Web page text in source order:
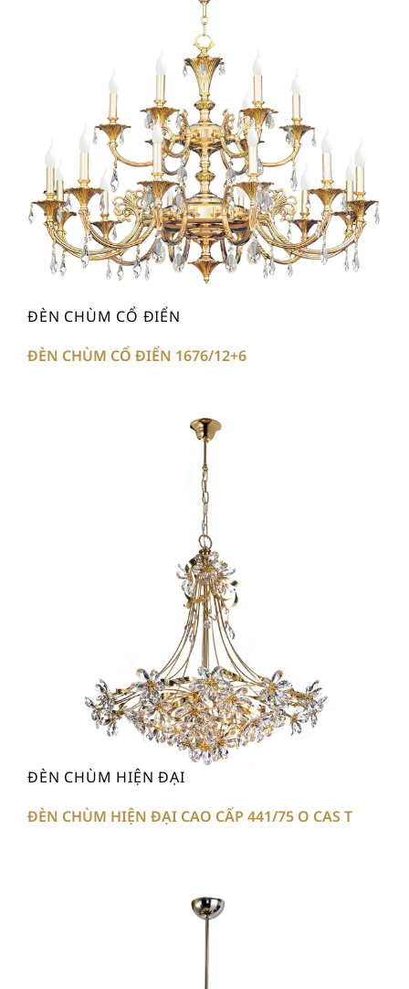
ĐÈN CHÙM CỔ ĐIỂN
ĐÈN CHÙM CỔ ĐIỂN 1676/12+6
ĐÈN CHÙM HIỆN ĐẠI
ĐÈN CHÙM HIỆN ĐẠI CAO CẤP 441/75 O CAS T